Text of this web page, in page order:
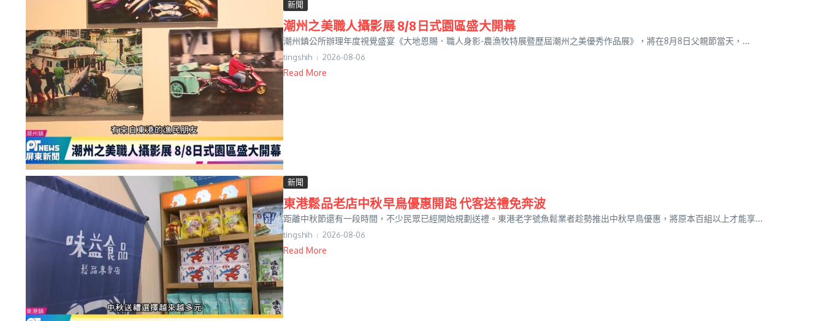
新聞
潮州之美職人攝影展 8/8日式園區盛大開幕
潮州鎮公所辦理年度視覺盛宴《大地恩賜．職人身影-農漁牧特展暨歷屆潮州之美優秀作品展》，將在8月8日父親節當天，...
tingshih 2026-08-06
Read More
新聞
東港鬆品老店中秋早鳥優惠開跑 代客送禮免奔波
距離中秋節還有一段時間，不少民眾已經開始規劃送禮。東港老字號魚鬆業者趁勢推出中秋早鳥優惠，將原本百組以上才能享...
tingshih 2026-08-06
Read More